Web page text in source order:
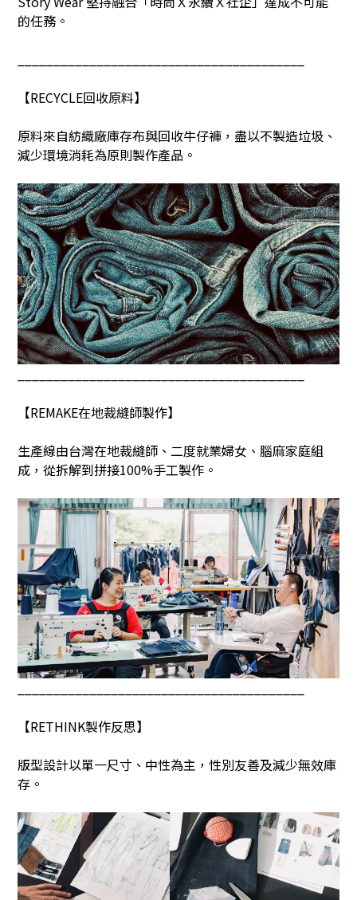
的任務。
【RECYCLE回收原料】
原料來自紡織廠庫存布與回收牛仔褲，盡以不製造垃圾、
減少環境消耗為原則製作產品。
【REMAKE在地裁縫師製作】
生產線由台灣在地裁縫師、二度就業婦女、腦麻家庭組
成，從拆解到拼接100%手工製作。
【RETHINK製作反思】
版型設計以單一尺寸、中性為主，性別友善及減少無效庫
存。